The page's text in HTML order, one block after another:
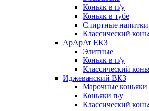
Коньяк в п/у
Коньяк в тубе
Спиртные напитки
Классический
АрАрАт ЕКЗ
Элитные
Коньяк в п/у
Классический
Иджеванский ВКЗ
Марочные коньяки
Коньяки п/у
Классический